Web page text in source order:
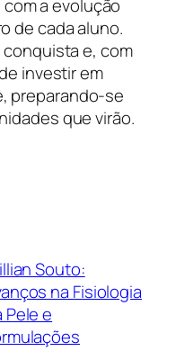
a evolução
de cada aluno.
conquista e, com
investir em
preparando-se
que virão.
Souto:
na Fisiologia
Pele e